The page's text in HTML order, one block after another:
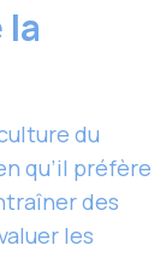
la
du
qu’il préfère
des
les